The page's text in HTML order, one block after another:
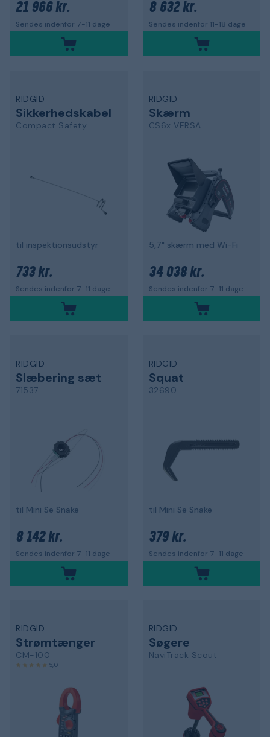
21 966 kr.
Sendes indenfor 7-11 dage
8 632 kr.
Sendes indenfor 11-18 dage
RIDGID
Sikkerhedskabel
Compact Safety
til inspektionsudstyr
733 kr.
Sendes indenfor 7-11 dage
RIDGID
Skærm
CS6x VERSA
5,7" skærm med Wi-Fi
34 038 kr.
Sendes indenfor 7-11 dage
RIDGID
Slæbering sæt
71537
til Mini Se Snake
8 142 kr.
Sendes indenfor 7-11 dage
RIDGID
Squat
32690
til Mini Se Snake
379 kr.
Sendes indenfor 7-11 dage
RIDGID
Strømtænger
CM-100
5,0
RIDGID
Søgere
NaviTrack Scout